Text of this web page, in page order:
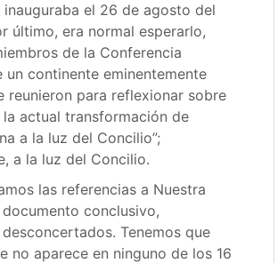
inauguraba el 26 de agosto del
último, era normal esperarlo,
de la Conferencia
un continente eminentemente
reunieron para reflexionar sobre
la actual transformación de
a la luz del Concilio”;
a la luz del Concilio.
las referencias a Nuestra
documento conclusivo,
Tenemos que
no aparece en ninguno de los 16